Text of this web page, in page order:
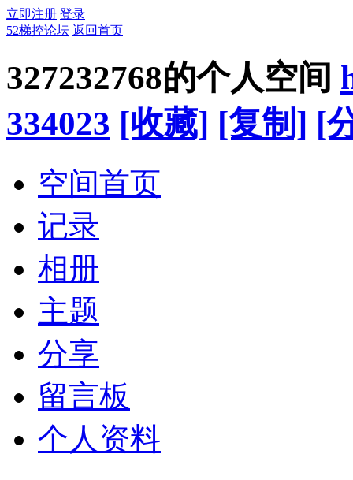
立即注册 登录
52梯控论坛 返回首页
327232768的个人空间
334023 [收藏] [复制] [
空间首页
记录
相册
主题
分享
留言板
个人资料